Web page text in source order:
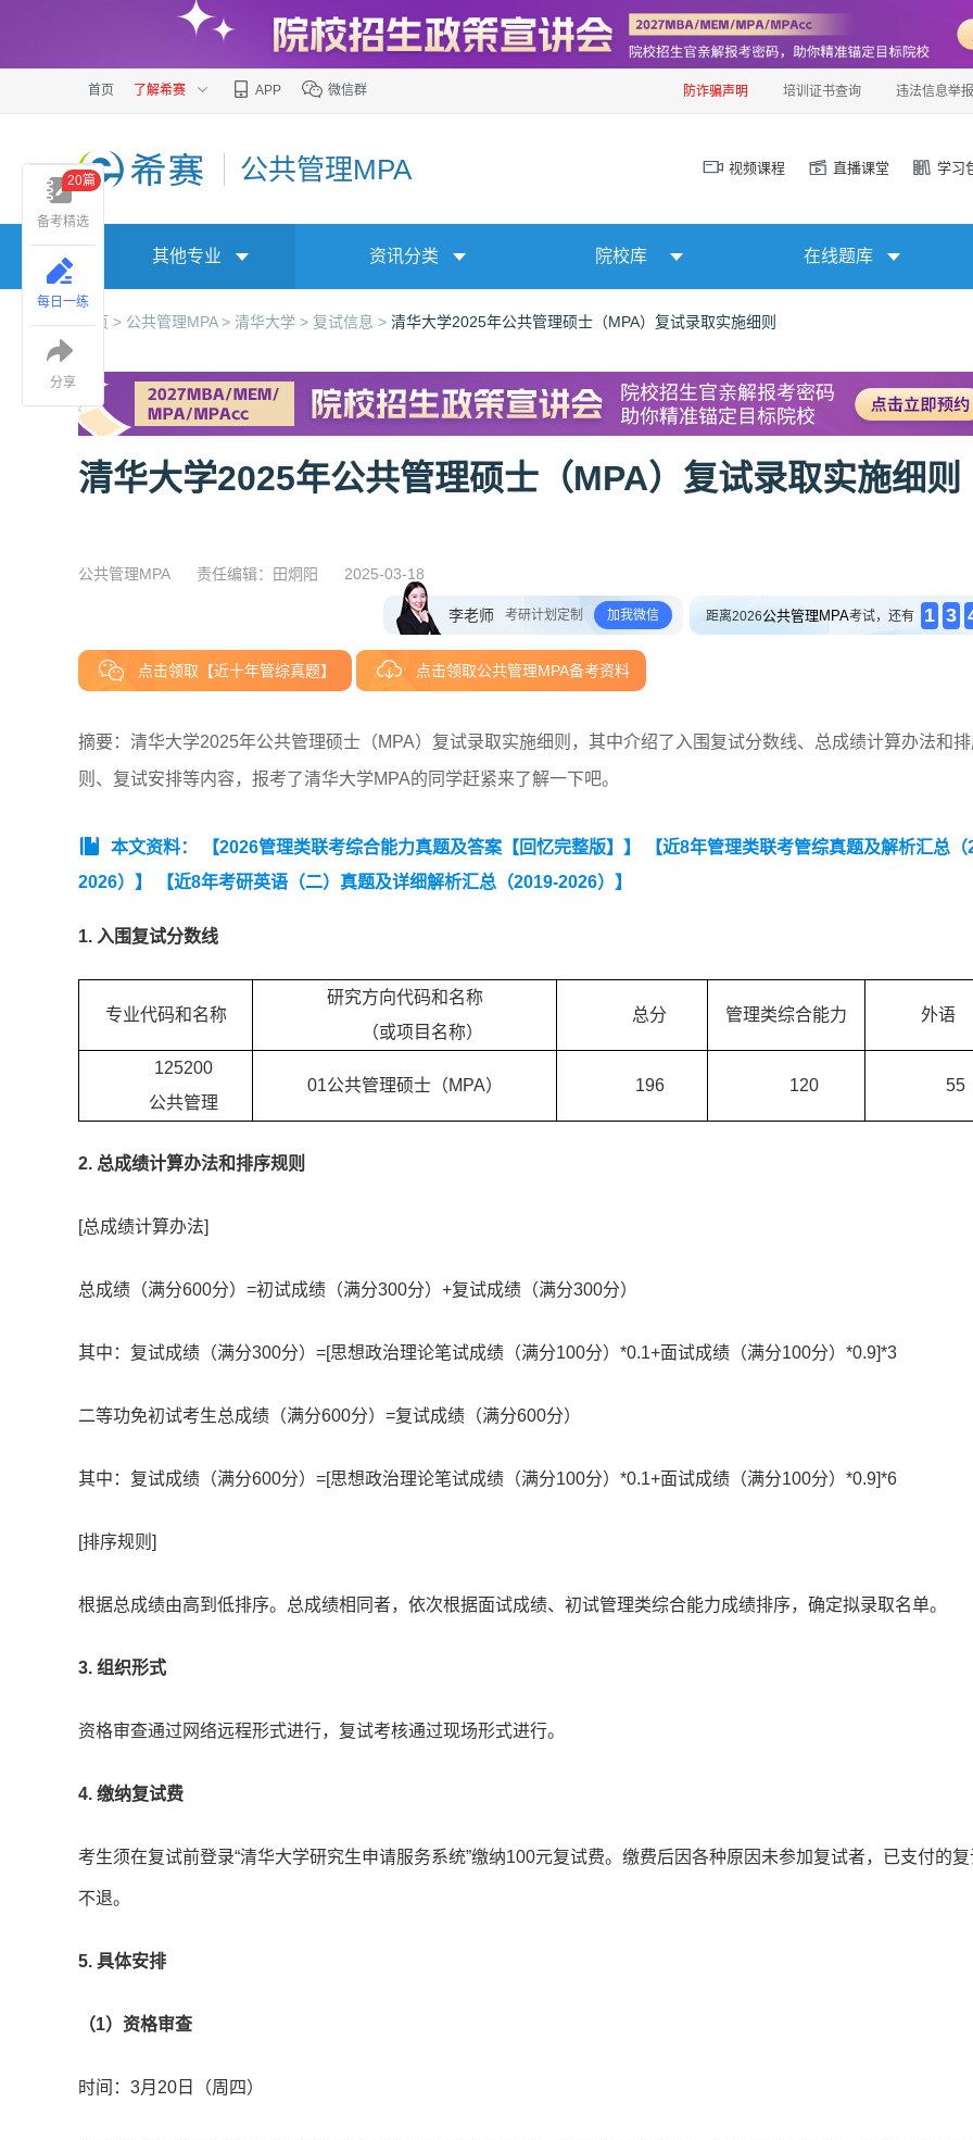
首页 了解希赛 APP 微信群 防诈骗声明 培训证书查询 违法信息举报
公共管理MPA 视频课程 直播课堂 学习
其他专业 资讯分类 院校库 在线题库
首页 > 公共管理MPA > 清华大学 > 复试信息 > 清华大学2025年公共管理硕士（MPA）复试录取实施细则
清华大学2025年公共管理硕士（MPA）复试录取实施细则
公共管理MPA 责任编辑：田炯阳 2025-03-18
李老师 考研计划定制 加我微信 距离2026公共管理MPA考试，还有 1 3
点击领取【近十年管综真题】 点击领取公共管理MPA备考资料
摘要：清华大学2025年公共管理硕士（MPA）复试录取实施细则，其中介绍了入围复试分数线、总成绩计算办法和
则、复试安排等内容，报考了清华大学MPA的同学赶紧来了解一下吧。
本文资料： 【2026管理类联考综合能力真题及答案【回忆完整版】】
【近8年管理类联考管综真题及解析汇总（
2026）】
【近8年考研英语（二）真题及详细解析汇总（2019-2026）】
1. 入围复试分数线
专业代码和名称
研究方向代码和名称
（或项目名称）
总分 管理类综合能力 外语
125200
公共管理
01公共管理硕士（MPA） 196 120 55
2. 总成绩计算办法和排序规则
[总成绩计算办法]
总成绩（满分600分）=初试成绩（满分300分）+复试成绩（满分300分）
其中：复试成绩（满分300分）=[思想政治理论笔试成绩（满分100分）*0.1+面试成绩（满分100分）*0.9]*3
二等功免初试考生总成绩（满分600分）=复试成绩（满分600分）
其中：复试成绩（满分600分）=[思想政治理论笔试成绩（满分100分）*0.1+面试成绩（满分100分）*0.9]*6
[排序规则]
根据总成绩由高到低排序。总成绩相同者，依次根据面试成绩、初试管理类综合能力成绩排序，确定拟录取名单。
3. 组织形式
资格审查通过网络远程形式进行，复试考核通过现场形式进行。
4. 缴纳复试费
考生须在复试前登录“清华大学研究生申请服务系统”缴纳100元复试费。缴费后因各种原因未参加复试者，已支付的
不退。
5. 具体安排
（1）资格审查
时间：3月20日（周四）
备考精选
20篇
每日一练
分享